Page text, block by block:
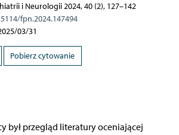
i Neurologii 2024, 40 (2), 127–142
fpn.2024.147494
03/31
Pobierz cytowanie
był przegląd literatury oceniającej